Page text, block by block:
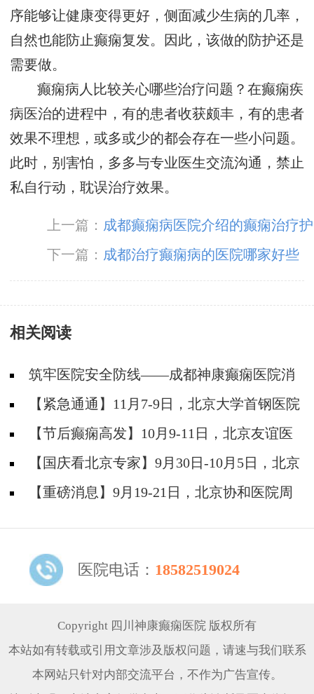
序能够让健康变得更好，侧面减少生病的几率，
自然也能防止癫痫复发。因此，该做的防护还是
需要做。
癫痫病人比较关心哪些治疗问题？在癫痫疾
病医治的进程中，有的患者收获颇丰，有的患者
效果不理想，或多或少的都会存在一些小问题。
此时，别害怕，多多与专业医生交流沟通，禁止
私自行动，耽误治疗效果。
上一篇： 成都癫痫病医院介绍的癫痫治疗护
下一篇： 成都治疗癫痫病的医院哪家好些
相关阅读
筑牢医院安全防线——成都神康癫痫医院消
防安全培训纪实
【紧急通通】11月7-9日，北京大学首钢医院
神经内科胡颖教授亲临成都会诊，破解癫痫疑难
【节后癫痫高发】10月9-11日，北京友谊医
院陈葵博士免费会诊+治疗援助，破解癫痫难
题！
【国庆看北京专家】9月30日-10月5日，北京
天坛&首钢医院两大专家蓉城亲诊+癫痫大额救
【重磅消息】9月19-21日，北京协和医院周
线！
医院电话： 18582519024
Copyright 四川神康癫痫医院 版权所有
本站如有转载或引用文章涉及版权问题，请速与我们联系
本网站只针对内部交流平台，不作为广告宣传。